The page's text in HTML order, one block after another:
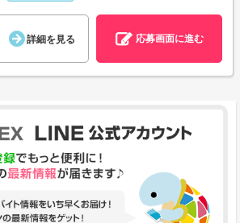
詳細を見る 応募画面に進む